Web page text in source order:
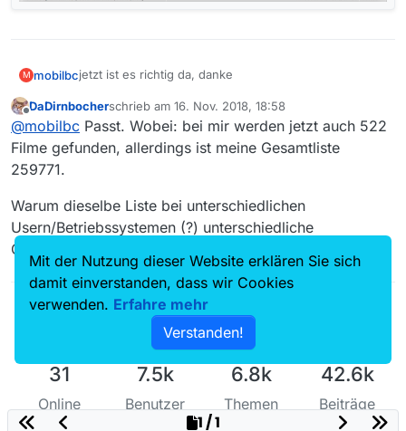
M mobilbcjetzt ist es richtig da, danke
hier ein aktueller Screenshot
Offline
DaDirnbocherschrieb am 16. Nov. 2018, 18:58
zuletzt editiert von
@mobilbc Passt. Wobei: bei mir werden jetzt auch 522
Filme gefunden, allerdings ist meine Gesamtliste
259771.
Warum dieselbe Liste bei unterschiedlichen
Usern/Betriebssystemen (?) unterschiedliche
Gesamtanzahl hat, bleibt spannend.
31
Online
7.5k
Benutzer
6.8k
Themen
42.6k
Beiträge
1 / 1
Mit der Nutzung dieser Website erklären Sie sich
damit einverstanden, dass wir Cookies
verwenden. Erfahre mehr
Verstanden!